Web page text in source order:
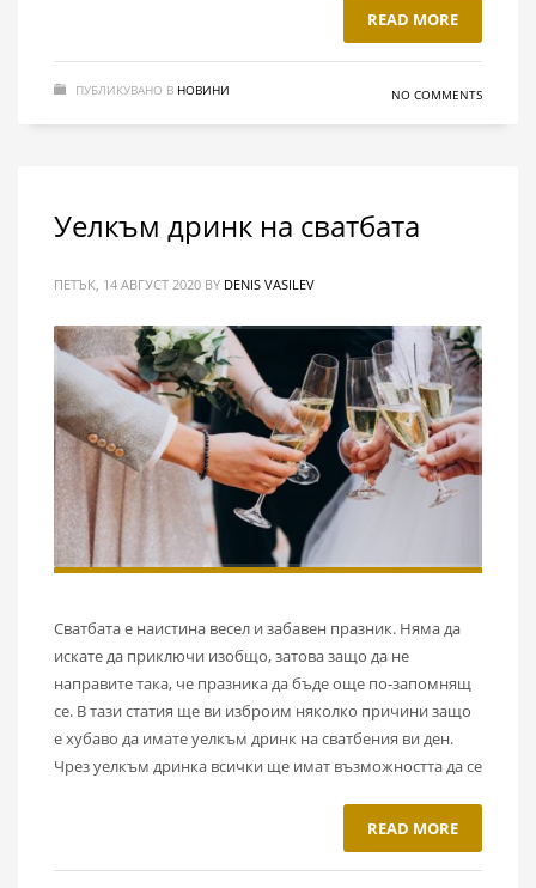
READ MORE
ПУБЛИКУВАНО В НОВИНИ NO COMMENTS
Уелкъм дринк на сватбата
ПЕТЪК, 14 АВГУСТ 2020 BY DENIS VASILEV
Сватбата е наистина весел и забавен празник. Няма да
искате да приключи изобщо, затова защо да не
направите така, че празника да бъде още по-запомнящ
се. В тази статия ще ви изброим няколко причини защо
е хубаво да имате уелкъм дринк на сватбения ви ден.
Чрез уелкъм дринка всички ще имат възможността да се
READ MORE